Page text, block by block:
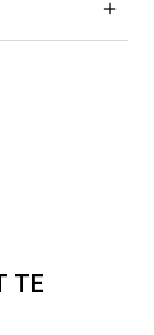
TE